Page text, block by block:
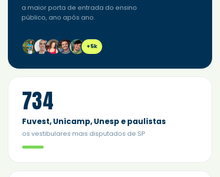
a maior porta de entrada do ensino
público, ano após ano.
+5k
734
Fuvest, Unicamp, Unesp e paulistas
os vestibulares mais disputados de SP